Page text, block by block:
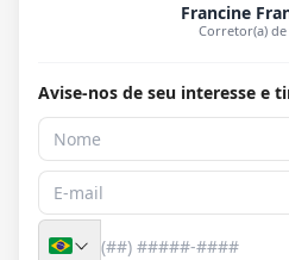
Francine
Corretor(a) de
Avise-nos de seu interesse e